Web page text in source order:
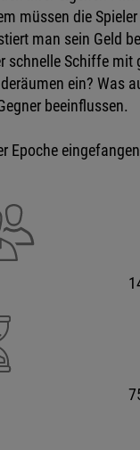
müssen die
man sein Geld
schnelle Schiffe mit
ein? Was
beeinflussen.
Epoche